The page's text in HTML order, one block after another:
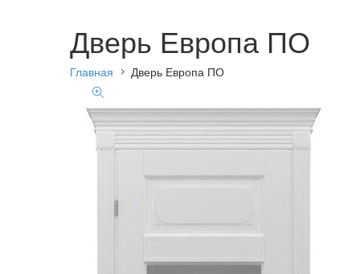
Дверь Европа ПО
Главная Дверь Европа ПО